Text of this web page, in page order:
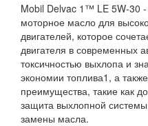
Mobil Delvac 1™ LE 5W-30 -
моторное масло для
двигателей, которое
двигателя в современных
токсичностью выхлопа и
экономии топлива1, а
преимущества, такие как
защита выхлопной
замены масла.